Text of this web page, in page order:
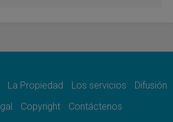
público
un proyecto de empoderamiento
La Propiedad Los servicios
Difusión
Copyright Contáctenos